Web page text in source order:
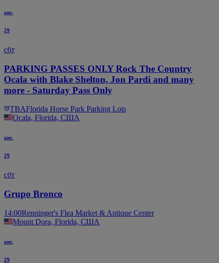
авг.
29
сбт
PARKING PASSES ONLY Rock The Country
Ocala with Blake Shelton, Jon Pardi and many
more - Saturday Pass Only
TBAFlorida Horse Park Parking Lots
Ocala, Florida, США
авг.
29
сбт
Grupo Bronco
14:00Renninger's Flea Market & Antique Center
Mount Dora, Florida, США
авг.
29